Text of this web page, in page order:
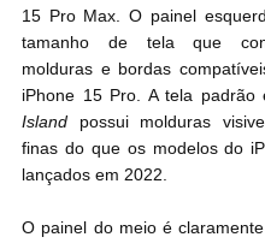
15 Pro Max. O painel
tamanho de tela que
molduras e bordas
iPhone 15 Pro. A tela padrão
Island possui molduras
finas do que os modelos do
lançados em 2022.
O painel do meio é